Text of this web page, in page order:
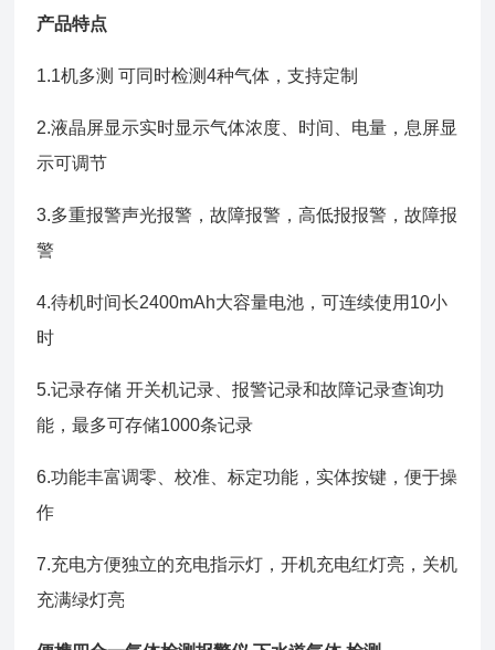
产品特点
1.1机多测 可同时检测4种气体，支持定制
2.液晶屏显示实时显示气体浓度、时间、电量，息屏显
示可调节
3.多重报警声光报警，故障报警，高低报报警，故障报
警
4.待机时间长2400mAh大容量电池，可连续使用10小
时
5.记录存储 开关机记录、报警记录和故障记录查询功
能，最多可存储1000条记录
6.功能丰富调零、校准、标定功能，实体按键，便于操
作
7.充电方便独立的充电指示灯，开机充电红灯亮，关机
充满绿灯亮